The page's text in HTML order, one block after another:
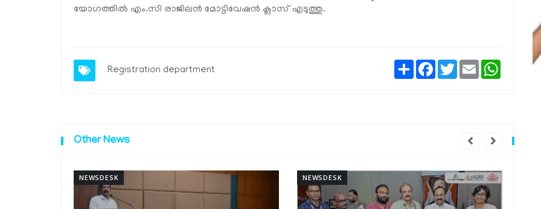
യോഗത്തിൽ എം.സി രാജിലൻ മോട്ടിവേഷൻ ക്ലാസ് എടുത്തു.
Registration department
ShareFacebook
TwitterEmail WhatsApp
Other News
NEWSDESK NEWSDESK